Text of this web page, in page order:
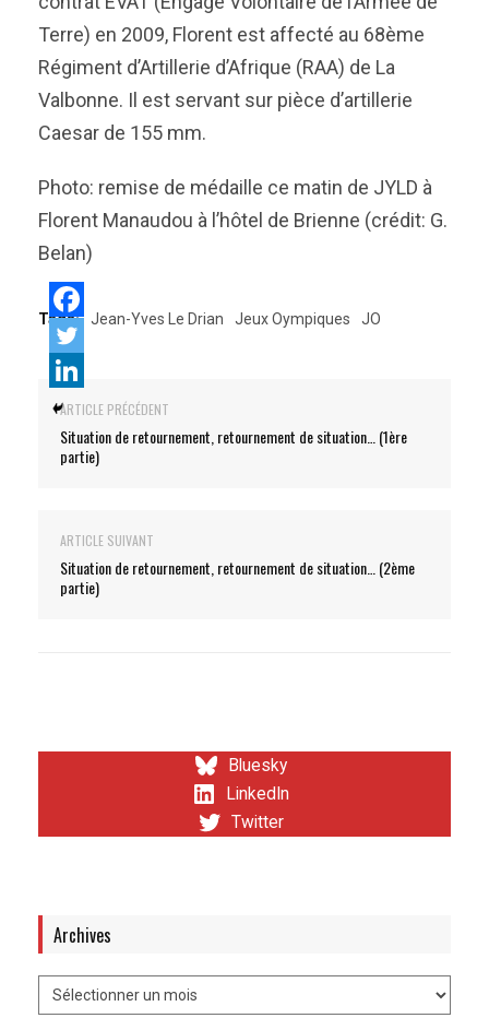
Terre) en 2009, Florent est affecté au 68ème
Régiment d’Artillerie d’Afrique (RAA) de La
Valbonne. Il est servant sur pièce d’artillerie
Caesar de 155 mm.
Photo: remise de médaille ce matin de JYLD à
Florent Manaudou à l’hôtel de Brienne (crédit: G.
Belan)
Tags: Jean-Yves Le Drian Jeux Oympiques JO
ARTICLE PRÉCÉDENT
Situation de retournement, retournement de situation… (1ère
partie)
ARTICLE SUIVANT
Situation de retournement, retournement de situation… (2ème
partie)
Bluesky
LinkedIn
Twitter
Archives